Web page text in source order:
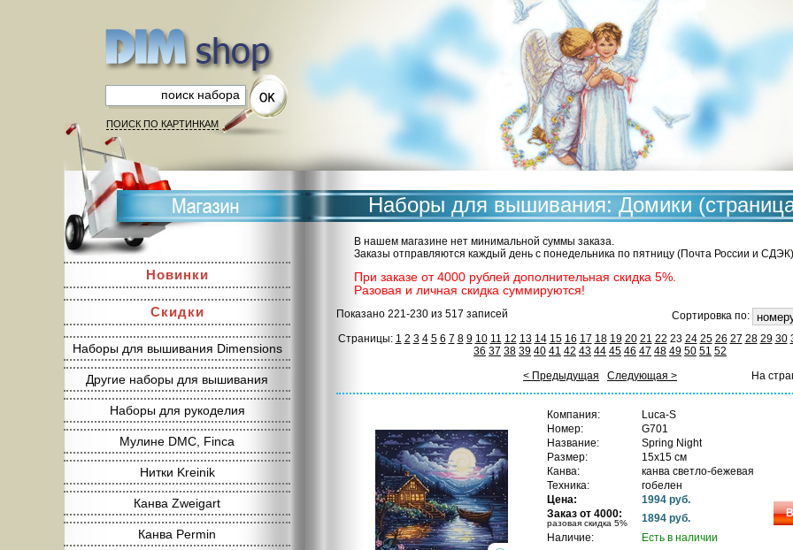
ПОИСК ПО КАРТИНКАМ
Новинки
Скидки
Наборы для вышивания Dimensions
Другие наборы для вышивания
Наборы для рукоделия
Мулине DMC, Finca
Нитки Kreinik
Канва Zweigart
Канва Permin
Наборы для вышивания: Домики
В нашем магазине нет минимальной суммы заказа.
Заказы отправляются каждый день с понедельника по пятницу (Почта России и
При заказе от 4000 рублей дополнительная скидка 5%.
Разовая и личная скидка суммируются!
Показано 221-230 из 517 записей
Сортировка по:
Страницы: 1 2 3 4 5 6 7 8 9 10 11 12 13 14 15 16 17 18 19 20 21 22 23 24 25 26 27 28 29 30
36 37 38 39 40 41 42 43 44 45 46 47 48 49 50 51 52
< Предыдущая
Следующая > На
Компания:
Luca-S
Номер:
G701
Название:
Spring Night
Размер:
15х15 см
Канва:
канва светло-бежевая
Техника:
гобелен
Цена:
1994 руб.
Заказ от 4000:
разовая скидка 5%
1894 руб.
Наличие:
Есть в наличии